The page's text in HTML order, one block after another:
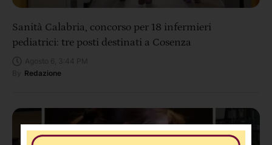
Sanità Calabria, concorso per 18 infermieri
pediatrici: tre posti destinati a Cosenza
Redazione